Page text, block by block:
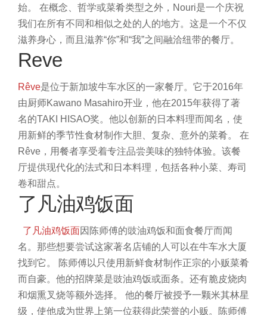
始。
在概念、哲学或菜肴类型之外，Nouri是一个庆祝
我们在所有不同和相似之处的人的地方。这是一个不仅
滋养身心，而且滋养“你”和“我”之间融洽纽带的餐厅。
Reve
Rêve是位于新加坡牛车水区的一家餐厅。它于2016年
由厨师Kawano Masahiro开业，他在2015年获得了著
名的TAKI HISAO奖。他以创新的日本料理而闻名，使
用新鲜的季节性食材制作大胆、复杂、意外的菜肴。
在
Rêve，用餐者享受着专注品尝美味的独特体验。该餐
厅提供现代化的法式和日本料理，包括各种小菜、寿司
卷和甜点。
了凡油鸡饭面
了凡油鸡饭面因陈师傅的豉油鸡饭和面食餐厅而闻
名。那些想要尝试这家著名店铺的人可以在牛车水大厦
找到它。
陈师傅以只使用新鲜食材制作正宗的小贩菜肴
而自豪。他的招牌菜是豉油鸡饭或面条。还有脆皮烧肉
和烟熏叉烧等额外选择。
他的餐厅被授予一颗米其林星
级，使他成为世界上第一位获得此荣誉的小贩。陈师傅